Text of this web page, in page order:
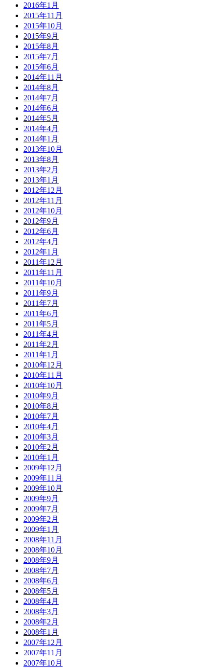
2016年1月
2015年11月
2015年10月
2015年9月
2015年8月
2015年7月
2015年6月
2014年11月
2014年8月
2014年7月
2014年6月
2014年5月
2014年4月
2014年1月
2013年10月
2013年8月
2013年2月
2013年1月
2012年12月
2012年11月
2012年10月
2012年9月
2012年6月
2012年4月
2012年1月
2011年12月
2011年11月
2011年10月
2011年9月
2011年7月
2011年6月
2011年5月
2011年4月
2011年2月
2011年1月
2010年12月
2010年11月
2010年10月
2010年9月
2010年8月
2010年7月
2010年4月
2010年3月
2010年2月
2010年1月
2009年12月
2009年11月
2009年10月
2009年9月
2009年7月
2009年2月
2009年1月
2008年11月
2008年10月
2008年9月
2008年7月
2008年6月
2008年5月
2008年4月
2008年3月
2008年2月
2008年1月
2007年12月
2007年11月
2007年10月